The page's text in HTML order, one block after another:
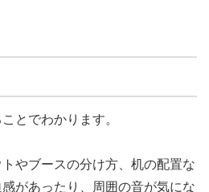
とでわかります。
やブースの分け方、机の配置な
感があったり、周囲の音が気にな